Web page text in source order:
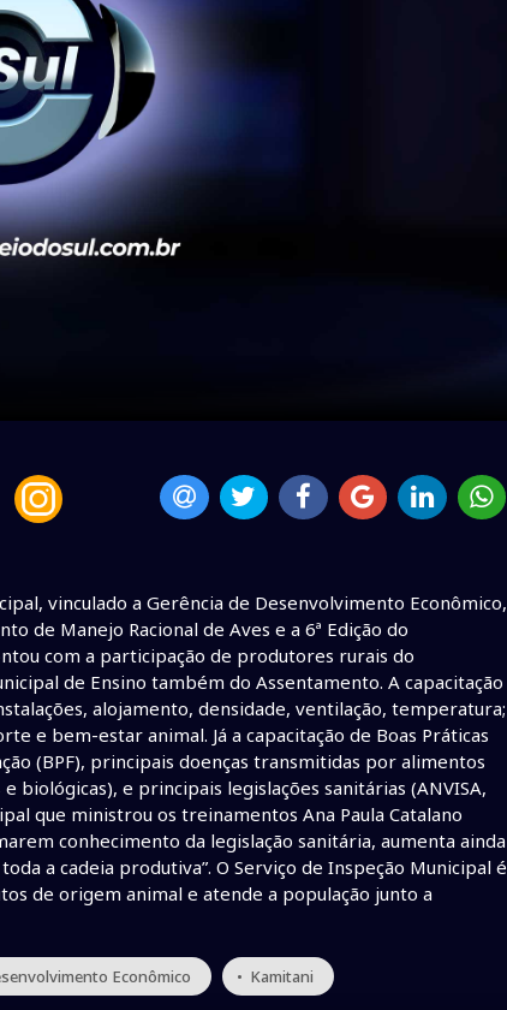
vinculado a Gerência de Desenvolvimento Econômico,
de Manejo Racional de Aves e a 6ª Edição do
com a participação de produtores rurais do
de Ensino também do Assentamento. A capacitação
alojamento, densidade, ventilação, temperatura;
e bem-estar animal. Já a capacitação de Boas Práticas
(BPF), principais doenças transmitidas por alimentos
biológicas), e principais legislações sanitárias (ANVISA,
que ministrou os treinamentos Ana Paula Catalano
conhecimento da legislação sanitária, aumenta ainda
a cadeia produtiva”. O Serviço de Inspeção Municipal é
de origem animal e atende a população junto a
Econômico • Kamitani